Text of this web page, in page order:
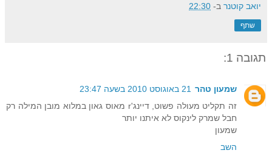
יואב קוטנר ב- 22:30
שתף
תגובה 1:
שמעון טהר 21 באוגוסט 2010 בשעה 23:47
זה תקליט מעולה פשוט, דיינג'r מאוס גאון במלוא מובן המילה רק
חבל שמרק לינקוס לא איתנו יותר
שמעון
השב